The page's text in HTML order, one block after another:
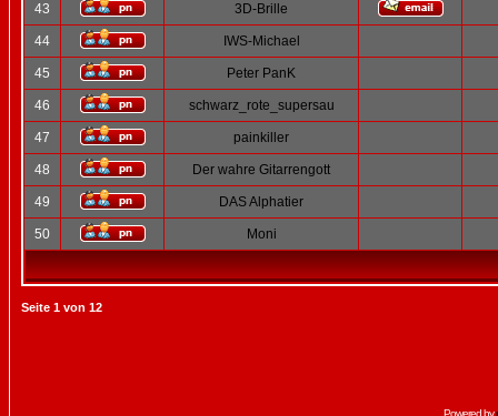
43 3D-Brille
44 IWS-Michael
45 Peter PanK
46 schwarz_rote_supersau
47 painkiller
48 Der wahre Gitarrengott
49 DAS Alphatier
50 Moni
Seite 1 von 12
Powered by